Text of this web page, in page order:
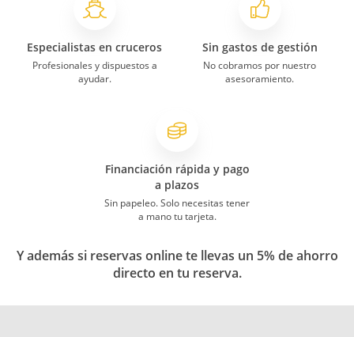
Especialistas en cruceros
Profesionales y dispuestos a
ayudar.
Sin gastos de gestión
No cobramos por nuestro
asesoramiento.
Financiación rápida y pago
a plazos
Sin papeleo. Solo necesitas tener
a mano tu tarjeta.
Y además si reservas online te llevas un 5% de ahorro
directo en tu reserva.